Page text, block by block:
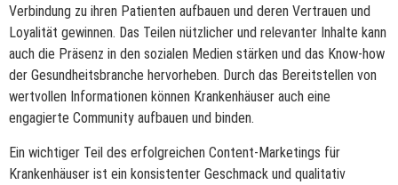
Verbindung zu ihren Patienten aufbauen und deren Vertrauen und
Loyalität gewinnen. Das Teilen nützlicher und relevanter Inhalte kann
auch die Präsenz in den sozialen Medien stärken und das Know-how
der Gesundheitsbranche hervorheben. Durch das Bereitstellen von
wertvollen Informationen können Krankenhäuser auch eine
engagierte Community aufbauen und binden.
Ein wichtiger Teil des erfolgreichen Content-Marketings für
Krankenhäuser ist ein konsistenter Geschmack und qualitativ